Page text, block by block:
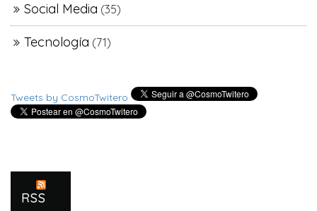
Social Media (35)
Tecnología (71)
Tweets by CosmoTwitero
RSS